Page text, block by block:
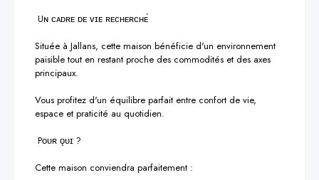
Située à Jallans, cette maison bénéficie d'un environnement
paisible tout en restant proche des commodités et des axes
principaux.
Vous profitez d'un équilibre parfait entre confort de vie,
espace et praticité au quotidien.
Cette maison conviendra parfaitement :